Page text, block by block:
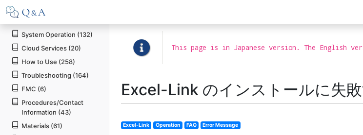
This page is in Japanese version. The English
Excel-Link のインストールに失
Excel-Link Operation FAQ Error Message
System Operation (132)
Cloud Services (20)
How to Use (258)
Troubleshooting (164)
FMC (6)
Procedures/Contact
Information (43)
Materials (61)